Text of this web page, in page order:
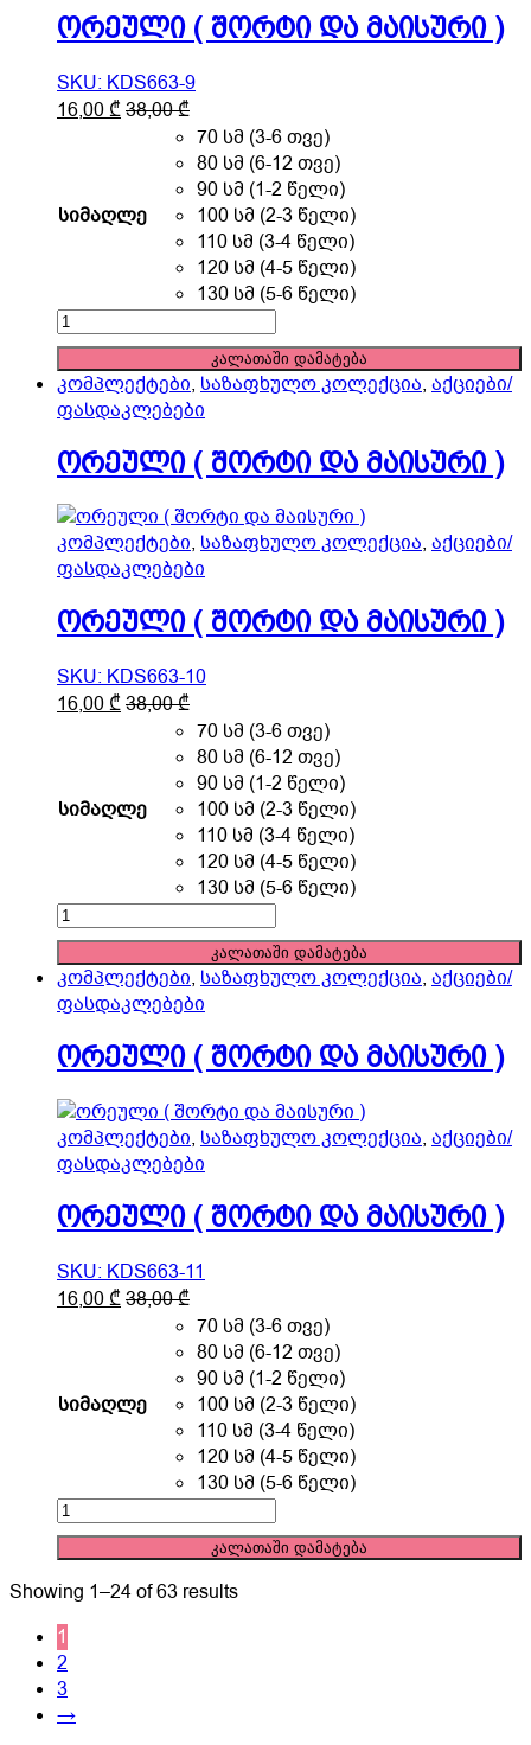
ორეული ( შორტი და მაისური )
SKU: KDS663-9
16,00₾38,00₾This
product
has
multiple
variants.
The
options
may
be
chosen
on
the
product
page
სიმაღლე
70 სმ (3-6 თვე)
80 სმ (6-12 თვე)
90 სმ (1-2 წელი)
100 სმ (2-3 წელი)
110 სმ (3-4 წელი)
120 სმ (4-5 წელი)
130 სმ (5-6 წელი)
ორეული
(
შორტი
და
მაისური
)
quantity
კალათაში დამატება
კომპლექტები, საზაფხულო კოლექცია, აქციები/
ფასდაკლებები
ორეული ( შორტი და მაისური )
კომპლექტები, საზაფხულო კოლექცია, აქციები/
ფასდაკლებები
ორეული ( შორტი და მაისური )
SKU: KDS663-10
16,00₾38,00₾This
product
has
multiple
variants.
The
options
may
be
chosen
on
the
product
page
სიმაღლე
70 სმ (3-6 თვე)
80 სმ (6-12 თვე)
90 სმ (1-2 წელი)
100 სმ (2-3 წელი)
110 სმ (3-4 წელი)
120 სმ (4-5 წელი)
130 სმ (5-6 წელი)
ორეული
(
შორტი
და
მაისური
)
quantity
კალათაში დამატება
კომპლექტები, საზაფხულო კოლექცია, აქციები/
ფასდაკლებები
ორეული ( შორტი და მაისური )
კომპლექტები, საზაფხულო კოლექცია, აქციები/
ფასდაკლებები
ორეული ( შორტი და მაისური )
SKU: KDS663-11
16,00₾38,00₾This
product
has
multiple
variants.
The
options
may
be
chosen
on
the
სიმაღლე
70 სმ (3-6 თვე)
80 სმ (6-12 თვე)
90 სმ (1-2 წელი)
100 სმ (2-3 წელი)
110 სმ (3-4 წელი)
120 სმ (4-5 წელი)
130 სმ (5-6 წელი)
ორეული
(
შორტი
და
)
quantity
კალათაში დამატება
Showing 1–24 of 63 results
1
2
3
→